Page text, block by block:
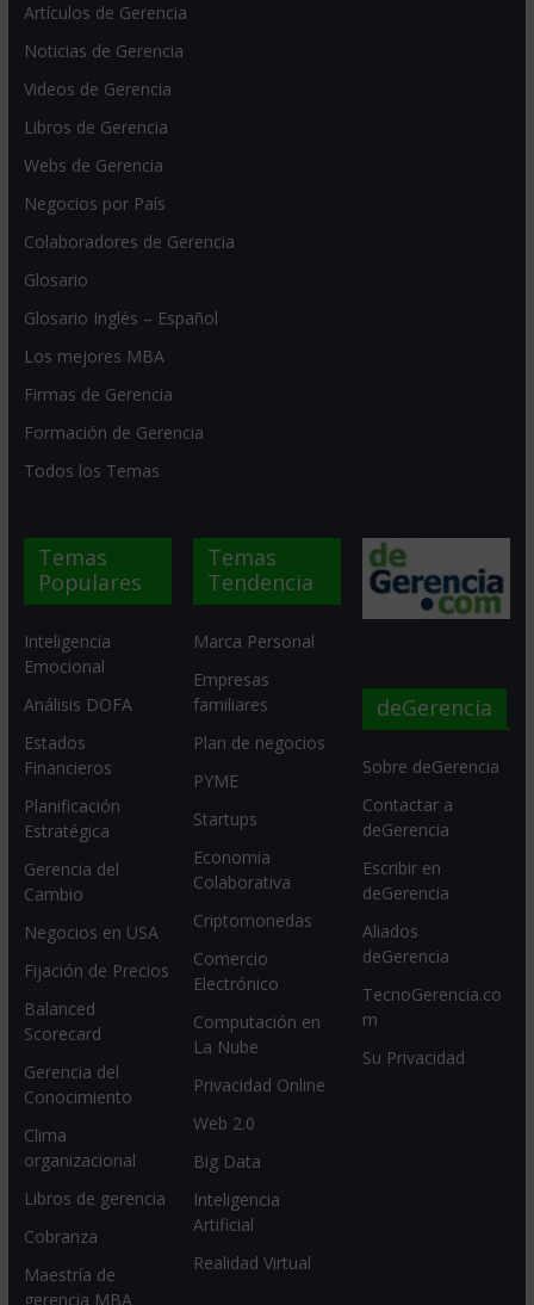
Artículos de Gerencia
Noticias de Gerencia
Videos de Gerencia
Libros de Gerencia
Webs de Gerencia
Negocios por País
Colaboradores de Gerencia
Glosario
Glosario Inglés – Español
Los mejores MBA
Firmas de Gerencia
Formación de Gerencia
Todos los Temas
Temas
Populares
Inteligencia
Emocional
Análisis DOFA
Estados
Financieros
Planificación
Estratégica
Gerencia del
Cambio
Negocios en USA
Fijación de Precios
Balanced
Scorecard
Gerencia del
Conocimiento
Clima
organizacional
Libros de gerencia
Cobranza
Maestría de
gerencia MBA
Temas
Tendencia
Marca Personal
Empresas
familiares
Plan de negocios
PYME
Startups
Economia
Colaborativa
Criptomonedas
Comercio
Electrónico
Computación en
La Nube
Privacidad Online
Web 2.0
Big Data
Inteligencia
Artificial
Realidad Virtual
deGerencia
Sobre deGerencia
Contactar a
deGerencia
Escribir en
deGerencia
Aliados
deGerencia
TecnoGerencia.co
m
Su Privacidad